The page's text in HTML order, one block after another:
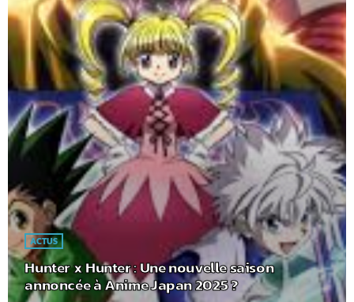
ACTUS
Hunter x Hunter : Une nouvelle saison
annoncée à Anime Japan 2025 ?